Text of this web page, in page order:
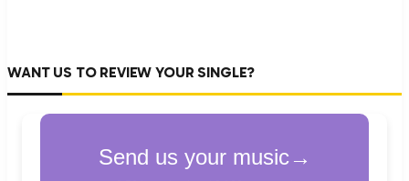
WANT US TO REVIEW YOUR SINGLE?